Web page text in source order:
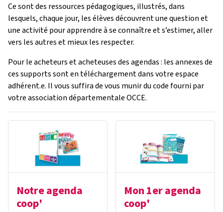
Ce sont des ressources pédagogiques, illustrés, dans
lesquels, chaque jour, les élèves découvrent une question et
une activité pour apprendre à se connaître et s’estimer, aller
vers les autres et mieux les respecter.
Pour le acheteurs et acheteuses des agendas : les annexes de
ces supports sont en téléchargement dans votre espace
adhérent.e. Il vous suffira de vous munir du code fourni par
votre association départementale OCCE.
Notre agenda
coop'
Mon 1er agenda
coop'